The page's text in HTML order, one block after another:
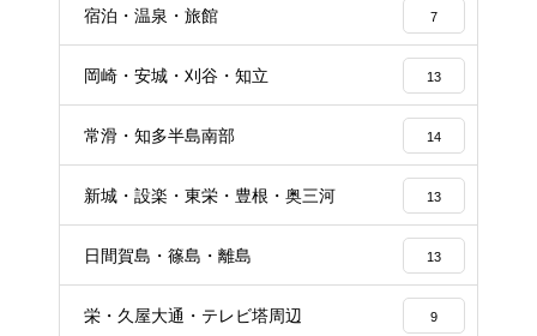
宿泊・温泉・旅館 7
岡崎・安城・刈谷・知立 13
常滑・知多半島南部 14
新城・設楽・東栄・豊根・奥三河 13
日間賀島・篠島・離島 13
栄・久屋大通・テレビ塔周辺 9